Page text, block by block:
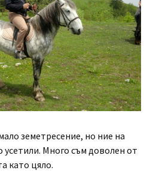
земетресение, но ние на
усетили. Много съм доволен от
като цяло.